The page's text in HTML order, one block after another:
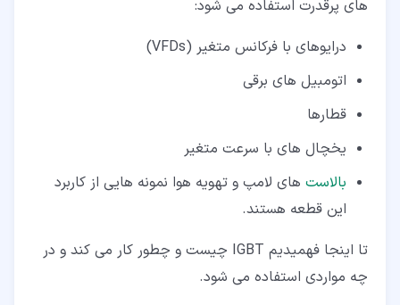
های پرقدرت استفاده می شود:
درایوهای با فرکانس متغیر (VFDs)
اتومبیل های برقی
قطارها
یخچال های با سرعت متغیر
بالاست های لامپ و تهویه هوا نمونه هایی از کاربرد
این قطعه هستند.
تا اینجا فهمیدیم IGBT چیست و چطور کار می کند و در
چه مواردی استفاده می شود.